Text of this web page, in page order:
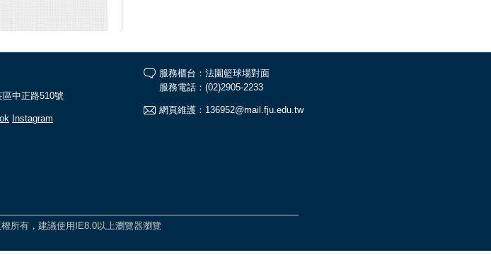
中正路510號
Instagram
服務櫃台：法園籃球場對面
服務電話：(02)2905-2233
網頁維護：136952@mail.fju.edu.tw
所有，建議使用IE8.0以上瀏覽器瀏覽